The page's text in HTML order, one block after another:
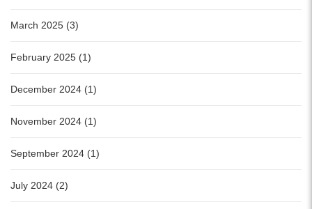
March 2025 (3)
February 2025 (1)
December 2024 (1)
November 2024 (1)
September 2024 (1)
July 2024 (2)